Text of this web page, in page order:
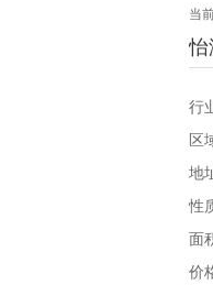
当
怡
行
区
地
性
面
价